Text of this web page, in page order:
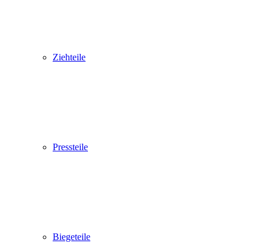
Ziehteile
Pressteile
Biegeteile